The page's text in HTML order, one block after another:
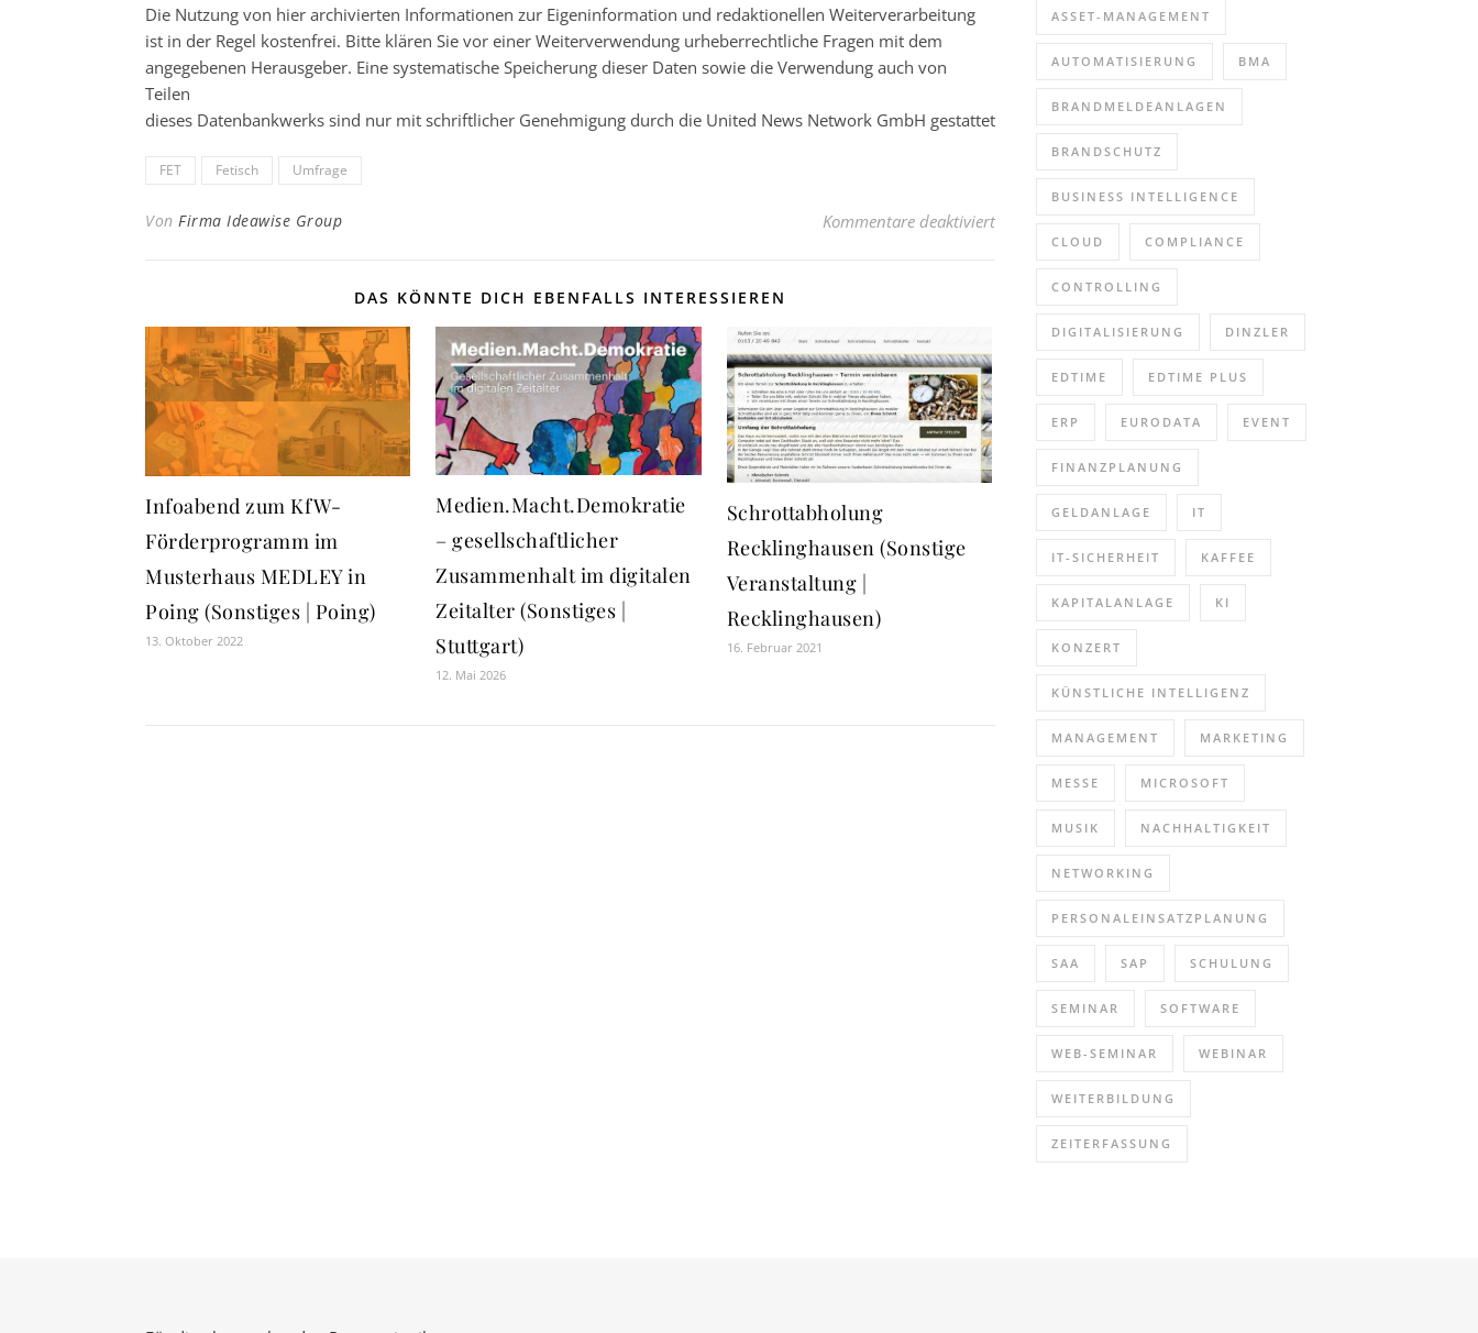
Die Nutzung von hier archivierten Informationen zur Eigeninformation und redaktionellen Weiterverarbeitung
ist in der Regel kostenfrei. Bitte klären Sie vor einer Weiterverwendung urheberrechtliche Fragen mit dem
angegebenen Herausgeber. Eine systematische Speicherung dieser Daten sowie die Verwendung auch von
Teilen
dieses Datenbankwerks sind nur mit schriftlicher Genehmigung durch die United News Network GmbH gestattet
FET Fetisch Umfrage
Von Firma Ideawise Group Kommentare deaktiviertfür „Make me Water“: FET fragt nach deinen wildesten Water Play
DAS KÖNNTE DICH EBENFALLS INTERESSIEREN
Infoabend zum KfW-
Förderprogramm im
Musterhaus MEDLEY in
Poing (Sonstiges | Poing)
13. Oktober 2022
Medien.Macht.Demokratie
– gesellschaftlicher
Zusammenhalt im digitalen
Zeitalter (Sonstiges |
Stuttgart)
12. Mai 2026
Schrottabholung
Recklinghausen (Sonstige
Veranstaltung |
Recklinghausen)
16. Februar 2021
ASSET-MANAGEMENT
AUTOMATISIERUNG BMA
BRANDMELDEANLAGEN
BRANDSCHUTZ
BUSINESS INTELLIGENCE
CLOUD COMPLIANCE
CONTROLLING
DIGITALISIERUNG DINZLER
EDTIME EDTIME PLUS
ERP EURODATA EVENT
FINANZPLANUNG
GELDANLAGE IT
IT-SICHERHEIT KAFFEE
KAPITALANLAGE KI
KONZERT
KÜNSTLICHE INTELLIGENZ
MANAGEMENT MARKETING
MESSE MICROSOFT
MUSIK NACHHALTIGKEIT
NETWORKING
PERSONALEINSATZPLANUNG
SAA SAP SCHULUNG
SEMINAR SOFTWARE
WEB-SEMINAR WEBINAR
WEITERBILDUNG
ZEITERFASSUNG